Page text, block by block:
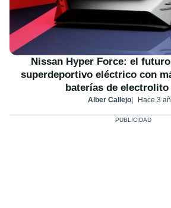
Nissan Hyper Force: el
superdeportivo eléctrico con
baterías de
Alber Callejo Hace 3